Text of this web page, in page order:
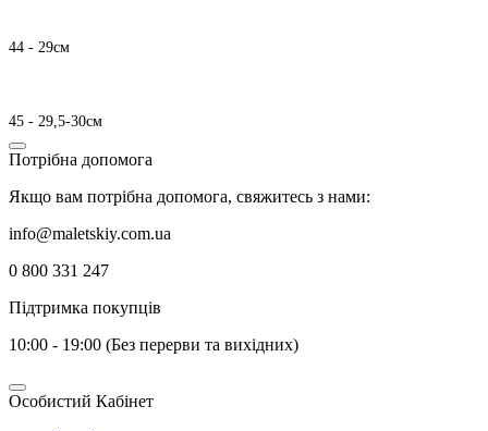
44 - 29см
45 - 29,5-30см
Потрібна допомога
Якщо вам потрібна допомога, свяжитесь з нами:
info@maletskiy.com.ua
0 800 331 247
Підтримка покупців
10:00 - 19:00 (Без перерви та вихідних)
Особистий Кабінет